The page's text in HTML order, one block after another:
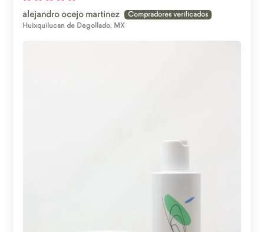
alejandro ocejo martinez
Huixquilucan de Degollado, MX